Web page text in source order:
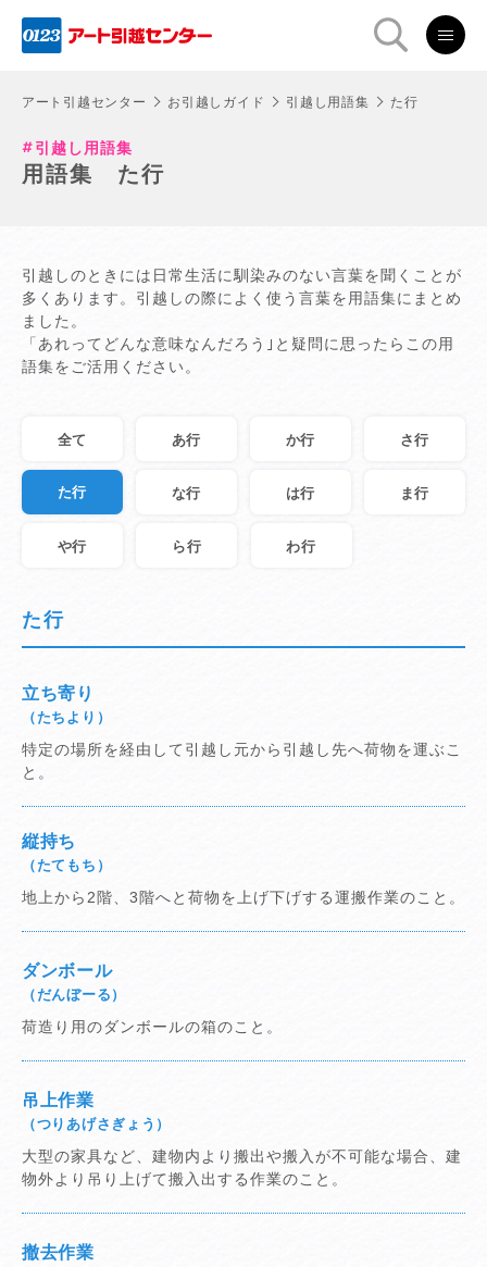
アート引越センター お引越しガイド 引越し用語集 た行
引越し用語集
用語集 た行
引越しのときには日常生活に馴染みのない言葉を聞くことが
多くあります。引越しの際によく使う言葉を用語集にまとめ
ました。
「あれってどんな意味なんだろう｣と疑問に思ったらこの用
語集をご活用ください。
全て あ行 か行 さ行
た行 な行 は行 ま行
や行 ら行 わ行
た行
立ち寄り
（たちより）
特定の場所を経由して引越し元から引越し先へ荷物を運ぶこ
と。
縦持ち
（たてもち）
地上から2階、3階へと荷物を上げ下げする運搬作業のこと。
ダンボール
（だんぼーる）
荷造り用のダンボールの箱のこと。
吊上作業
（つりあげさぎょう）
大型の家具など、建物内より搬出や搬入が不可能な場合、建
物外より吊り上げて搬入出する作業のこと。
撤去作業